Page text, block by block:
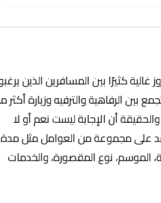
كثيرًا بين المسافرين الذين يرغبون
الرفاهية والترفيه وزيارة أكثر من
أن الإجابة ليست نعم أو لا
مجموعة من العوامل مثل مدة
نوع المقصورة، والخدمات